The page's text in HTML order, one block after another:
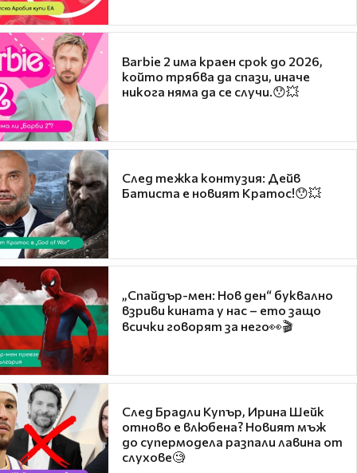
Barbie 2 има краен срок до 2026,
който трябва да спази, иначе
никога няма да се случи.😯💥
След тежка контузия: Дейв
Батиста е новият Кратос!😯💥
„Спайдър-мен: Нов ден“ буквално
взриви кината у нас – ето защо
всички говорят за него👀🎬
След Брадли Купър, Ирина Шейк
отново е влюбена? Новият мъж
до супермодела разпали лавина от
слухове🧐